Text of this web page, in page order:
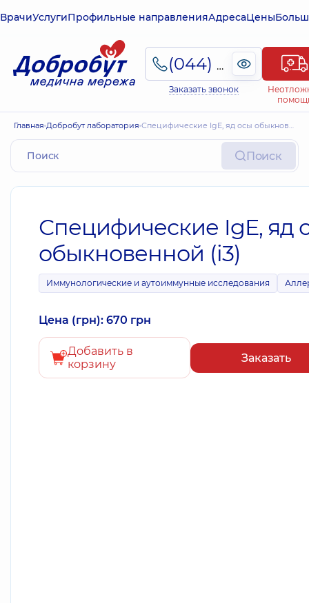
ВрачиУслугиПрофильные направленияАдресаЦены
(044) 495-2-888
Заказать звонок
Главная Добробут лаборатория Специфические IgE, яд осы обыкновенной (i3)
Поиск
Специфические IgE, яд
обыкновенной (i3)
Иммунологические и аутоиммунные исследования
Цена (грн): 670 грн
Добавить в
корзину
Заказать